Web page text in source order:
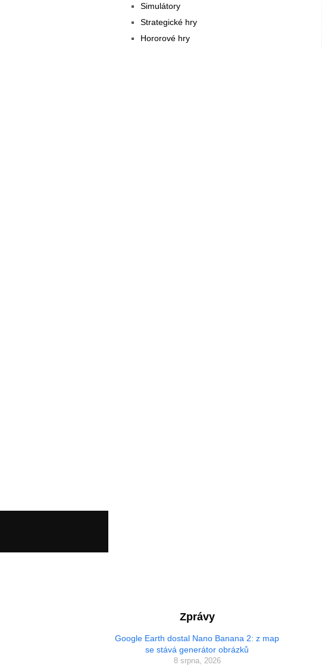
Simulátory
Strategické hry
Hororové hry
Zprávy
Google Earth dostal Nano Banana 2: z map
se stává generátor obrázků
8 srpna, 2026